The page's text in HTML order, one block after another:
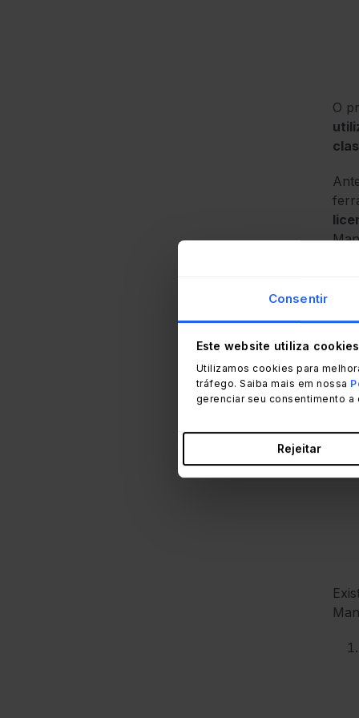
Consentir
Este website utiliza cookies
Utilizamos cookies para
tráfego. Saiba mais em nossa
gerenciar seu consentimento a
Rejeitar
O
A